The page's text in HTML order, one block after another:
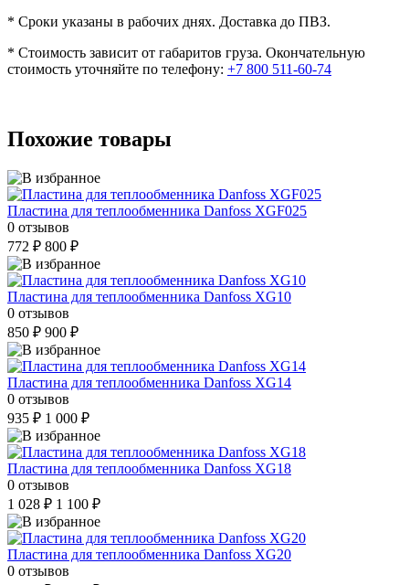
* Сроки указаны в рабочих днях. Доставка до ПВЗ.
* Стоимость зависит от габаритов груза. Окончательную
стоимость уточняйте по телефону: +7 800 511-60-74
Похожие товары
Пластина для теплообменника Danfoss XGF025
0 отзывов
772 ₽ 800 ₽
Пластина для теплообменника Danfoss XG10
0 отзывов
850 ₽ 900 ₽
Пластина для теплообменника Danfoss XG14
0 отзывов
935 ₽ 1 000 ₽
Пластина для теплообменника Danfoss XG18
0 отзывов
1 028 ₽ 1 100 ₽
Пластина для теплообменника Danfoss XG20
0 отзывов